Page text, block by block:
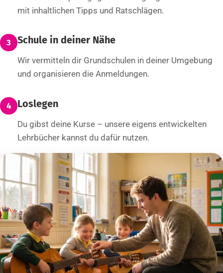
mit inhaltlichen Tipps und Ratschlägen.
3 Schule in deiner Nähe
Wir vermitteln dir Grundschulen in deiner Umgebung
und organisieren die Anmeldungen.
4 Loslegen
Du gibst deine Kurse – unsere eigens entwickelten
Lehrbücher kannst du dafür nutzen.